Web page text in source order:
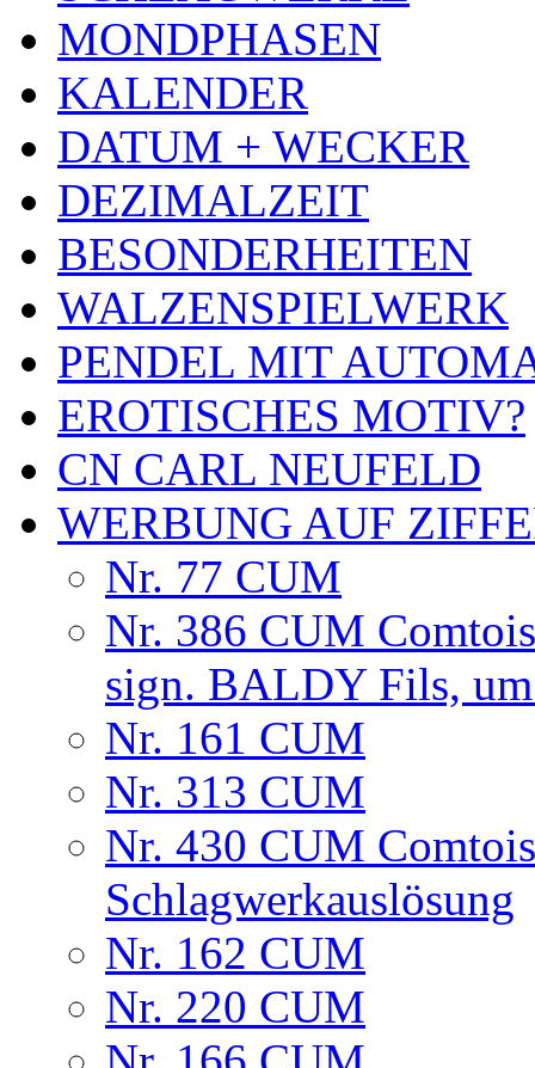
MONDPHASEN
KALENDER
DATUM + WECKER
DEZIMALZEIT
BESONDERHEITEN
WALZENSPIELWERK
PENDEL MIT
EROTISCHES MOTIV?
CN CARL NEUFELD
WERBUNG AUF
Nr. 77 CUM
Nr. 386 CUM
sign. BALDY Fils,
Nr. 161 CUM
Nr. 313 CUM
Nr. 430 CUM
Schlagwerkauslösung
Nr. 162 CUM
Nr. 220 CUM